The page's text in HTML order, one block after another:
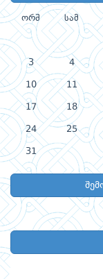
ორშ სამ
3 4
10 11
17 18
24 25
31